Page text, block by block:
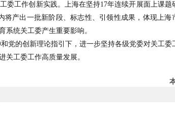
委工作创新实践。上海在坚持17年连续开展面上课题
将产出一批新阶段、标志性、引领性成果，体现上海
系统关工委产生重要影响。
党的创新理论指引下，进一步坚持各级党委对关工委
关工委工作高质量发展。